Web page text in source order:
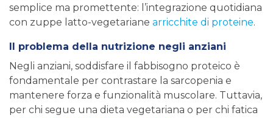
semplice ma promettente: l’integrazione quotidiana
con zuppe latto-vegetariane arricchite di proteine.
Il problema della nutrizione negli anziani
Negli anziani, soddisfare il fabbisogno proteico è
fondamentale per contrastare la sarcopenia e
mantenere forza e funzionalità muscolare. Tuttavia,
per chi segue una dieta vegetariana o per chi fatica